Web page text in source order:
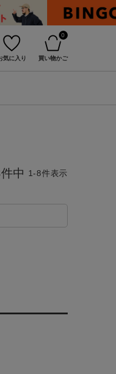
気に入り
0
買い物かご
件中 1-8件表示